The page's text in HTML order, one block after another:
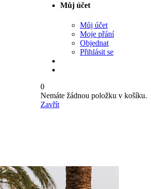
Můj účet
Můj účet
Moje přání
Objednat
Přihlásit se
0
Nemáte žádnou položku v košíku.
Zavřít